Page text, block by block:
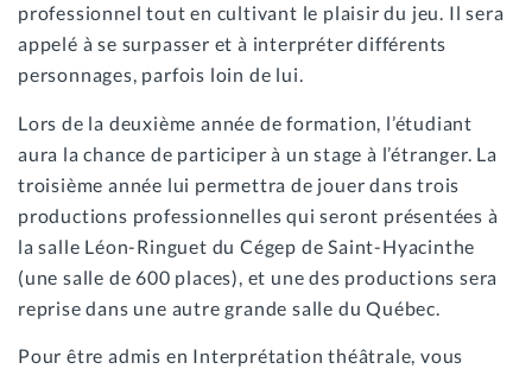
professionnel tout en cultivant le plaisir du jeu. Il sera
appelé à se surpasser et à interpréter différents
personnages, parfois loin de lui.
Lors de la deuxième année de formation, l’étudiant
aura la chance de participer à un stage à l’étranger. La
troisième année lui permettra de jouer dans trois
productions professionnelles qui seront présentées à
la salle Léon-Ringuet du Cégep de Saint-Hyacinthe
(une salle de 600 places), et une des productions sera
reprise dans une autre grande salle du Québec.
Pour être admis en Interprétation théâtrale, vous